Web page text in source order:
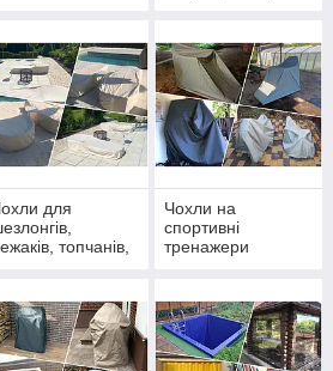
для
топчанів,
Чохли на
спортивні
тренажери